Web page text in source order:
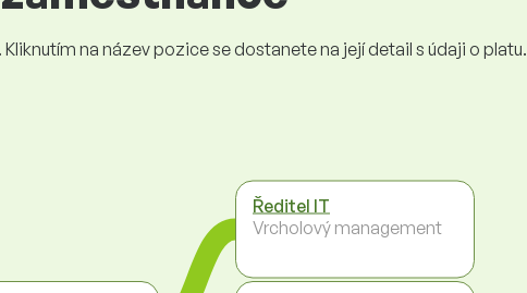
na název pozice se dostanete na její detail s údaji o platu.
Ředitel IT
Vrcholový management